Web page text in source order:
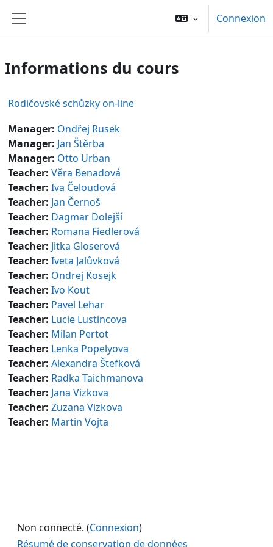
Panneau latéral
Connexion
Informations du cours
Rodičovské schůzky on-line
Manager: Ondřej Rusek
Manager: Jan Štěrba
Manager: Otto Urban
Teacher: Věra Benadová
Teacher: Iva Čeloudová
Teacher: Jan Černoš
Teacher: Dagmar Dolejší
Teacher: Romana Fiedlerová
Teacher: Jitka Gloserová
Teacher: Iveta Jalůvková
Teacher: Ondrej Kosejk
Teacher: Ivo Kout
Teacher: Pavel Lehar
Teacher: Lucie Lustincova
Teacher: Milan Pertot
Teacher: Lenka Popelyova
Teacher: Alexandra Štefková
Teacher: Radka Taichmanova
Teacher: Jana Vizkova
Teacher: Zuzana Vizkova
Teacher: Martin Vojta
Non connecté. (Connexion)
Résumé de conservation de données